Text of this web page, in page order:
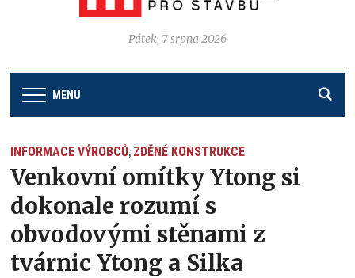
Pátek, 7 srpna 2026
MENU
INFORMACE VÝROBCŮ, ZDĚNÉ KONSTRUKCE
Venkovní omítky Ytong si
dokonale rozumí s
obvodovými stěnami z
tvárnic Ytong a Silka